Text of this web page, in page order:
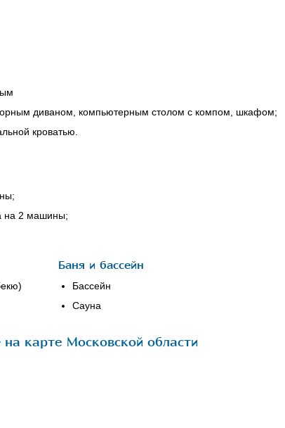
диваном, компьютерным столом с компом, шкафом;
кроватью.
на 2 машины;
Баня и бассейн
Бассейн
Сауна
карте Московской области